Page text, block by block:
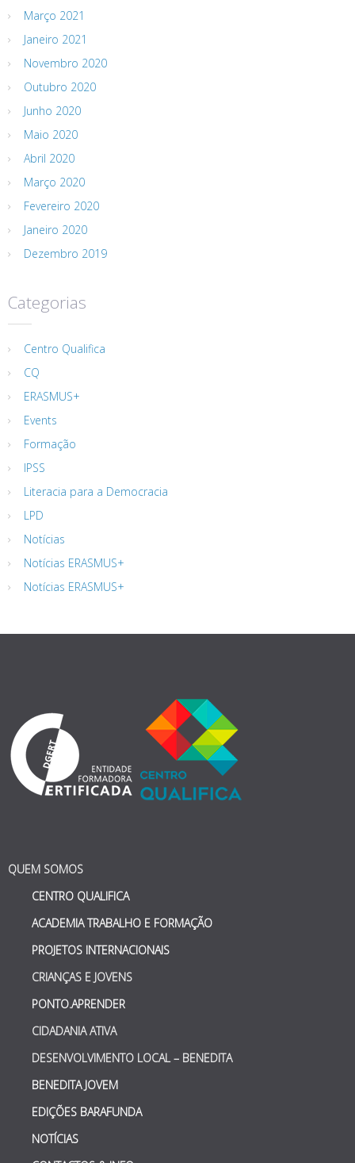
Março 2021
Janeiro 2021
Novembro 2020
Outubro 2020
Junho 2020
Maio 2020
Abril 2020
Março 2020
Fevereiro 2020
Janeiro 2020
Dezembro 2019
Categorias
Centro Qualifica
CQ
ERASMUS+
Events
Formação
IPSS
Literacia para a Democracia
LPD
Notícias
Notícias ERASMUS+
Notícias ERASMUS+
QUEM SOMOS
CENTRO QUALIFICA
ACADEMIA TRABALHO E FORMAÇÃO
PROJETOS INTERNACIONAIS
CRIANÇAS E JOVENS
PONTO.APRENDER
CIDADANIA ATIVA
DESENVOLVIMENTO LOCAL – BENEDITA
BENEDITA JOVEM
EDIÇÕES BARAFUNDA
NOTÍCIAS